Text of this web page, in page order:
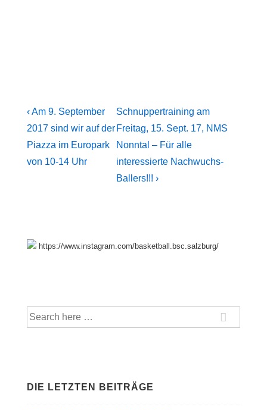
Beitragsnavigation
Previous
Post
is
‹ Am 9. September
2017 sind wir auf der
Piazza im Europark
von 10-14 Uhr
Next
Post
is
Schnuppertraining am
Freitag, 15. Sept. 17, NMS
Nonntal – Für alle
interessierte Nachwuchs-
Ballers!!! ›
https://www.instagram.com/basketball.bsc.salzburg/
Suche
nach:
DIE LETZTEN BEITRÄGE